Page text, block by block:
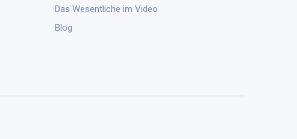
Das Wesentliche im Video
Blog